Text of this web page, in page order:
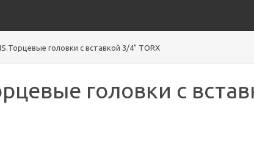
головки с вставкой 3/4" TORX
головки с